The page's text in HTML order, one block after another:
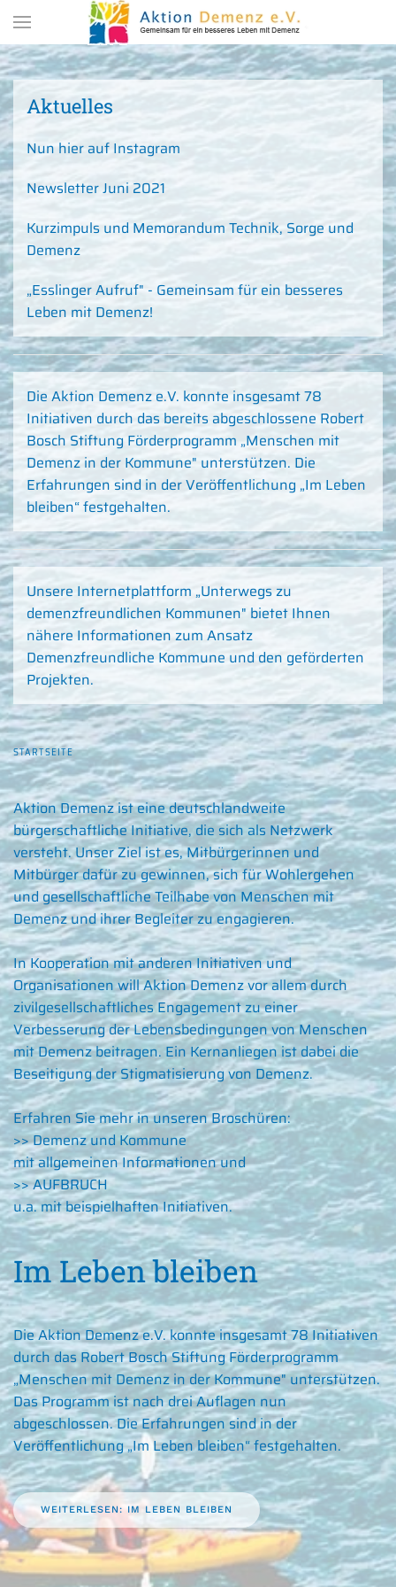
Zum Hauptinhalt springen
Aktuelles
Nun hier auf Instagram
Newsletter Juni 2021
Kurzimpuls und Memorandum Technik, Sorge und
Demenz
„Esslinger Aufruf" - Gemeinsam für ein besseres
Leben mit Demenz!
Die Aktion Demenz e.V. konnte insgesamt 78
Initiativen durch das bereits abgeschlossene Robert
Bosch Stiftung Förderprogramm „Menschen mit
Demenz in der Kommune" unterstützen. Die
Erfahrungen sind in der Veröffentlichung „Im Leben
bleiben“ festgehalten.
Unsere Internetplattform „Unterwegs zu
demenzfreundlichen Kommunen" bietet Ihnen
nähere Informationen zum Ansatz
Demenzfreundliche Kommune und den geförderten
Projekten.
STARTSEITE
Aktion Demenz ist eine deutschlandweite
bürgerschaftliche Initiative, die sich als Netzwerk
versteht. Unser Ziel ist es, Mitbürgerinnen und
Mitbürger dafür zu gewinnen, sich für Wohlergehen
und gesellschaftliche Teilhabe von Menschen mit
Demenz und ihrer Begleiter zu engagieren.
In Kooperation mit anderen Initiativen und
Organisationen will Aktion Demenz vor allem durch
zivilgesellschaftliches Engagement zu einer
Verbesserung der Lebensbedingungen von Menschen
mit Demenz beitragen. Ein Kernanliegen ist dabei die
Beseitigung der Stigmatisierung von Demenz.
Erfahren Sie mehr in unseren Broschüren:
>> Demenz und Kommune
mit allgemeinen Informationen und
>> AUFBRUCH
u.a. mit beispielhaften Initiativen.
Im Leben bleiben
Die Aktion Demenz e.V. konnte insgesamt 78 Initiativen
durch das Robert Bosch Stiftung Förderprogramm
„Menschen mit Demenz in der Kommune" unterstützen.
Das Programm ist nach drei Auflagen nun
abgeschlossen. Die Erfahrungen sind in der
Veröffentlichung „Im Leben bleiben“ festgehalten.
WEITERLESEN: IM LEBEN BLEIBEN